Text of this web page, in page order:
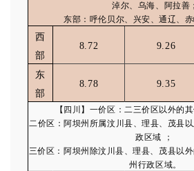
淖尔、乌海、阿拉善；
东部：呼伦贝尔、兴安、通辽、
西
部
8.72 9.26
东
部
8.78 9.35
【四川】一价区：二三价区以外的
二价区：阿坝州所属汶川县、理县、茂县
政区域 ；
三价区：阿坝州除汶川县、理县、茂县以
州行政区域。